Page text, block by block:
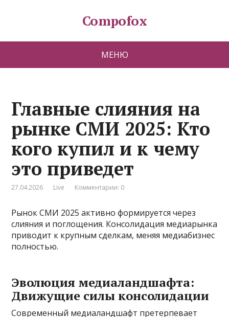
Compofox
МЕНЮ
Главные слияния на
рынке СМИ 2025: Кто
кого купил и к чему
это приведет
27.04.2026 Live Комментарии: 0
Рынок СМИ 2025 активно формируется через
слияния и поглощения. Консолидация медиарынка
приводит к крупным сделкам, меняя медиабизнес
полностью.
Эволюция медиаландшафта:
Движущие силы консолидации
Современный медиаландшафт претерпевает